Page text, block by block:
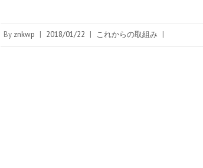
By znkwp | 2018/01/22 | これからの取組み |